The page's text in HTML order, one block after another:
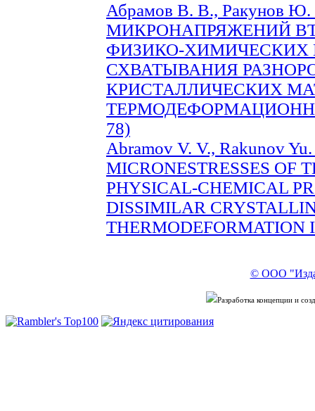
Абрамов В. В., Ракунов
МИКРОНАПРЯЖЕНИЙ
ФИЗИКО-ХИМИЧЕСКИХ
СХВАТЫВАНИЯ
КРИСТАЛЛИЧЕСКИХ
78)
Abramov V. V., Rakunov
MICRONESTRESSES OF
PHYSICAL-CHEMICAL
DISSIMILAR
THERMODEFORMATION
© ООО
Разработка концепции и